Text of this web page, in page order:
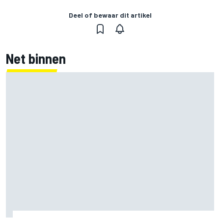
Deel of bewaar dit artikel
Net binnen